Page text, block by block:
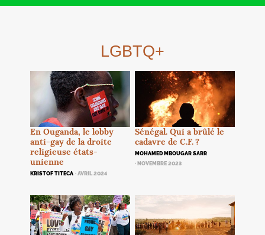
LGBTQ+
En Ouganda, le lobby
anti-gay de la droite
religieuse états-
unienne
KRISTOF TITECA · AVRIL 2024
Sénégal. Qui a brûlé le
cadavre de C.F.?
MOHAMED MBOUGAR SARR
· NOVEMBRE 2023